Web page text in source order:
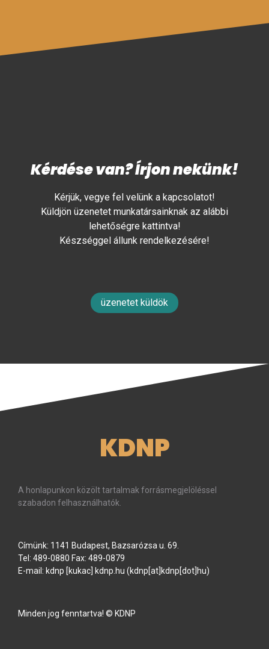
Kérdése van? Írjon nekünk!
Kérjük, vegye fel velünk a kapcsolatot!
Küldjön üzenetet munkatársainknak az alábbi
lehetőségre kattintva!
Készséggel állunk rendelkezésére!
üzenetet küldök
KDNP
A honlapunkon közölt tartalmak forrásmegjelöléssel
szabadon felhasználhatók.
Címünk: 1141 Budapest, Bazsarózsa u. 69.
Tel: 489-0880 Fax: 489-0879
E-mail: kdnp [kukac] kdnp hu (kdnp[at]kdnp[dot]hu)
Minden jog fenntartva! © KDNP